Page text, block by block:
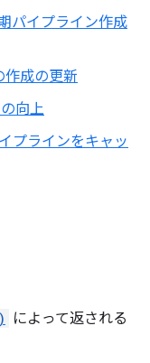
パイプライン作成
作成の更新
向上
プラインをキャッ
によって返される